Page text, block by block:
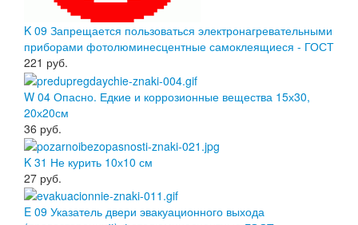
K 09 Запрещается пользоваться электронагревательными
приборами фотолюминесцентные самоклеящиеся - ГОСТ
221 руб.
W 04 Опасно. Едкие и коррозионные вещества 15х30,
20х20см
36 руб.
K 31 Не курить 10х10 см
27 руб.
E 09 Указатель двери эвакуационного выхода